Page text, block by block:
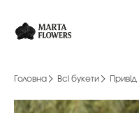
Головна Всі букети Привід